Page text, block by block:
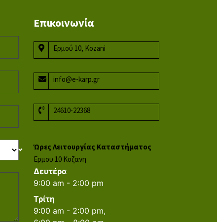
Επικοινωνία
Ερμού 10, Kozani
info@e-karp.gr
24610-22368
Ώρες Λειτουργίας Καταστήματος
Ερμου 10 Κοζανη
Δευτέρα
9:00 am - 2:00 pm
Τρίτη
9:00 am - 2:00 pm,